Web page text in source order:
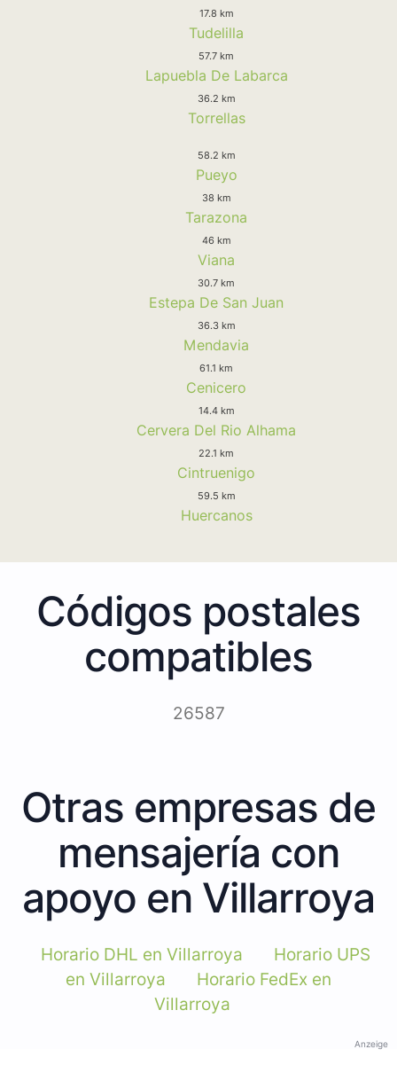
17.8 km
Tudelilla
57.7 km
Lapuebla De Labarca
36.2 km
Torrellas
58.2 km
Pueyo
38 km
Tarazona
46 km
Viana
30.7 km
Estepa De San Juan
36.3 km
Mendavia
61.1 km
Cenicero
14.4 km
Cervera Del Rio Alhama
22.1 km
Cintruenigo
59.5 km
Huercanos
Códigos postales
compatibles
26587
Otras empresas de
mensajería con
apoyo en Villarroya
Horario DHL en Villarroya
Horario UPS
en Villarroya
Horario FedEx en
Villarroya
Anzeige